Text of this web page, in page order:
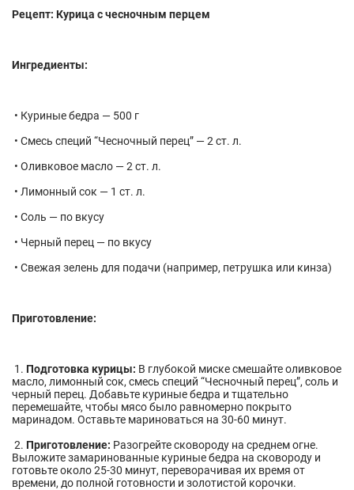
Рецепт: Курица с чесночным перцем
Ингредиенты:
• Куриные бедра — 500 г
• Смесь специй “Чесночный перец” — 2 ст. л.
• Оливковое масло — 2 ст. л.
• Лимонный сок — 1 ст. л.
• Соль — по вкусу
• Черный перец — по вкусу
• Свежая зелень для подачи (например, петрушка или кинза)
Приготовление:
1. Подготовка курицы: В глубокой миске смешайте оливковое
масло, лимонный сок, смесь специй “Чесночный перец”, соль и
черный перец. Добавьте куриные бедра и тщательно
перемешайте, чтобы мясо было равномерно покрыто
маринадом. Оставьте мариноваться на 30-60 минут.
2. Приготовление: Разогрейте сковороду на среднем огне.
Выложите замаринованные куриные бедра на сковороду и
готовьте около 25-30 минут, переворачивая их время от
времени, до полной готовности и золотистой корочки.